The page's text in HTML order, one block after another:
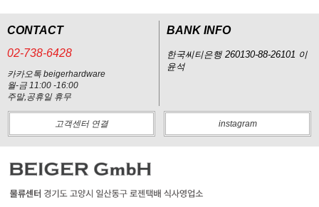
CONTACT
02-738-6428
카카오톡 beigerhardware
월-금 11:00 -16:00
주말,공휴일 휴무
BANK INFO
한국씨티은행 260130-88-26101 이
윤석
고객센터 연결 instagram